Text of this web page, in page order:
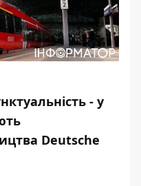
- у
Deutsche